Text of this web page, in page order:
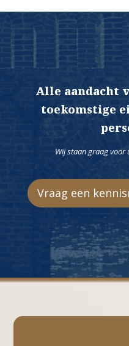
Alle aandacht
toekomstige
Wij staan graag voor
Vraag een